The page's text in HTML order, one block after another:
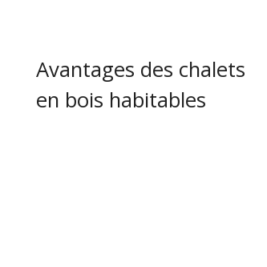
Avantages des chalets
en bois habitables